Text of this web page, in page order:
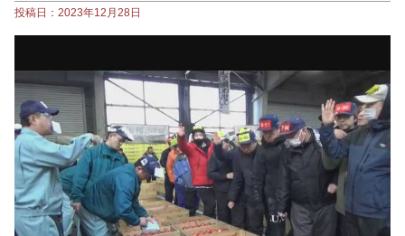
投稿日：2023年12月28日